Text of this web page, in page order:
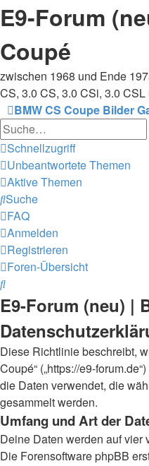
E9-Forum
Coupé
zwischen 1968 und Ende
CS, 3.0 CS, 3.0 CSi, 3.0 CSL
BMW CS Coupe Bilder
Schnellzugriff
Unbeantwortete Themen
Aktive Themen
Suche
FAQ
Anmelden
Registrieren
Foren-Übersicht
Suche
E9-Forum (neu) |
Diese Richtlinie beschreibt,
Coupé“ („https://e9-
die Daten verwendet, die
gesammelt werden.
Umfang und Art der
Deine Daten werden auf vier
Die Forensoftware phpBB